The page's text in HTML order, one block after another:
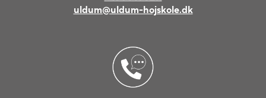
uldum@uldum-hojskole.dk